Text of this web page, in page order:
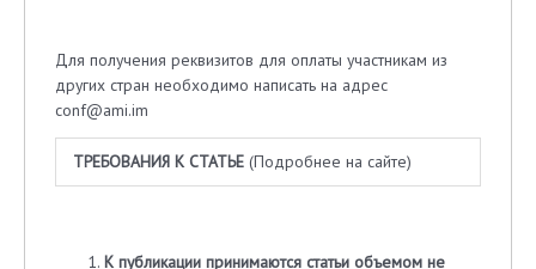
Для получения реквизитов для оплаты участникам из
других стран необходимо написать на адрес
conf@ami.im
ТРЕБОВАНИЯ К СТАТЬЕ(Подробнее на сайте)
К публикации принимаются статьи объемом не